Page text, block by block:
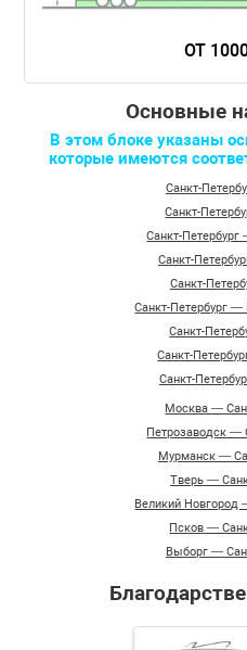
ОТ
Основные
В этом блоке указаны
которые имеются
Санкт-
Санкт-
Санкт-
Санкт-
Санкт-
Санкт-Петербург
Санкт-
Санкт-
Санкт-
Москва —
Петрозаводск —
Мурманск —
Тверь —
Великий Новгород
Псков —
Выборг —